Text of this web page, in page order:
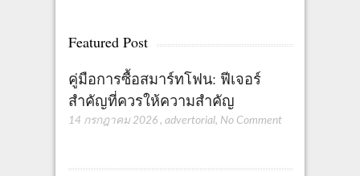
Featured Post
คู่มือการซื้อสมาร์ทโฟน: ฟีเจอร์
สำคัญที่ควรให้ความสำคัญ
14 กรกฎาคม 2026 , advertorial, No Comment